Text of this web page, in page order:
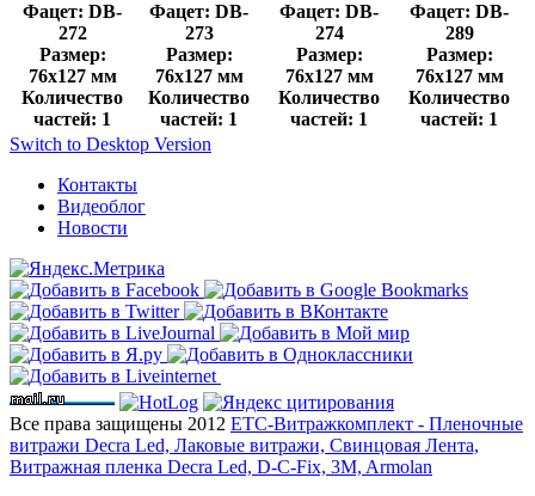
Фацет: DB-
272
Размер:
76x127 мм
Количество
частей: 1
Фацет: DB-
273
Размер:
76x127 мм
Количество
частей: 1
Фацет: DB-
274
Размер:
76x127 мм
Количество
частей: 1
Фацет: DB-
289
Размер:
76x127 мм
Количество
частей: 1
Switch to Desktop Version
Контакты
Видеоблог
Новости
Все права защищены 2012 ЕТС-Витражкомплект - Пленочные
витражи Decra Led, Лаковые витражи, Свинцовая Лента,
Витражная пленка Decra Led, D-C-Fix, 3M, Armolan